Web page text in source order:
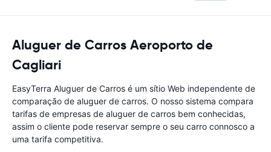
Aluguer de Carros Aeroporto de
Cagliari
EasyTerra Aluguer de Carros é um sítio Web independente de
comparação de aluguer de carros. O nosso sistema compara
tarifas de empresas de aluguer de carros bem conhecidas,
assim o cliente pode reservar sempre o seu carro connosco a
uma tarifa competitiva.